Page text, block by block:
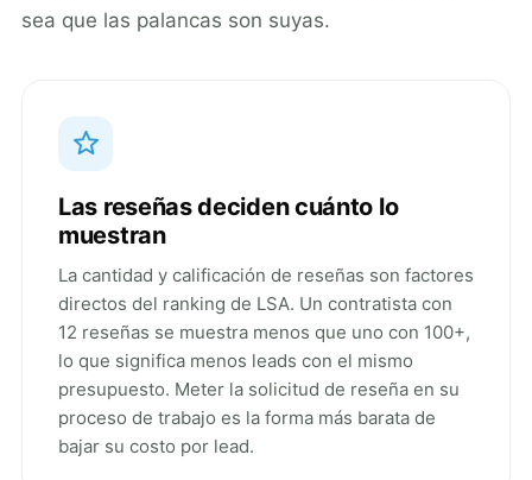
sea que las palancas son suyas.
Las reseñas deciden cuánto lo
muestran
La cantidad y calificación de reseñas son factores
directos del ranking de LSA. Un contratista con
12 reseñas se muestra menos que uno con 100+,
lo que significa menos leads con el mismo
presupuesto. Meter la solicitud de reseña en su
proceso de trabajo es la forma más barata de
bajar su costo por lead.